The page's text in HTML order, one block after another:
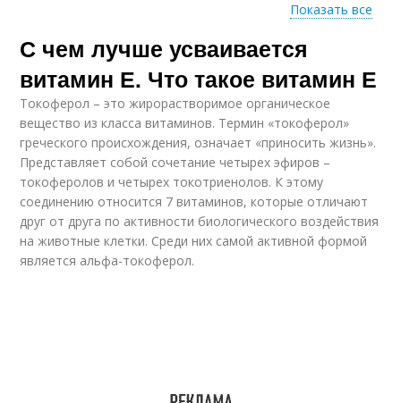
Е для женщин Е для мужчин
Показать все
С чем лучше усваивается
витамин Е. Что такое витамин Е
Токоферол – это жирорастворимое органическое
вещество из класса витаминов. Термин «токоферол»
греческого происхождения, означает «приносить жизнь».
Представляет собой сочетание четырех эфиров –
токоферолов и четырех токотриенолов. К этому
соединению относится 7 витаминов, которые отличают
друг от друга по активности биологического воздействия
на животные клетки. Среди них самой активной формой
является альфа-токоферол.